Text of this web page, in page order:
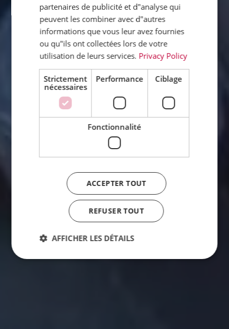
partenaires de publicité et d"analyse qui
peuvent les combiner avec d"autres
informations que vous leur avez fournies
ou qu"ils ont collectées lors de votre
utilisation de leurs services. Privacy Policy
Strictement
nécessaires
Performance Ciblage
Fonctionnalité
ACCEPTER TOUT
REFUSER TOUT
AFFICHER LES DÉTAILS